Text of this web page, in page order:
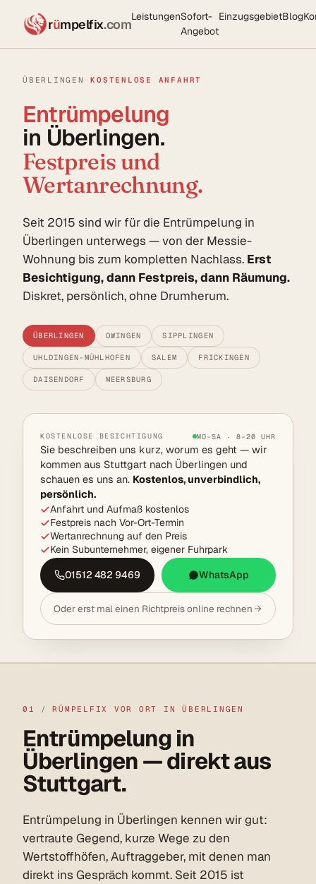
rümpelfix.comLeistungenSofort-
Angebot
EinzugsgebietBlog
ÜBERLINGEN ·KOSTENLOSE ANFAHRT
Entrümpelung
in Überlingen.
Festpreis und
Wertanrechnung.
Seit 2015 sind wir für die Entrümpelung in
Überlingen unterwegs — von der Messie-
Wohnung bis zum kompletten Nachlass. Erst
Besichtigung, dann Festpreis, dann Räumung.
Diskret, persönlich, ohne Drumherum.
ÜBERLINGEN OWINGEN SIPPLINGEN
UHLDINGEN-MÜHLHOFEN SALEM FRICKINGEN
DAISENDORF MEERSBURG
KOSTENLOSE BESICHTIGUNG MO–SA · 8–20 UHR
Sie beschreiben uns kurz, worum es geht — wir
kommen aus Stuttgart nach Überlingen und
schauen es uns an. Kostenlos, unverbindlich,
persönlich.
Anfahrt und Aufmaß kostenlos
Festpreis nach Vor-Ort-Termin
Wertanrechnung auf den Preis
Kein Subunternehmer, eigener Fuhrpark
01512 482 9469
WhatsApp
Oder erst mal einen Richtpreis online rechnen
01 / RÜMPELFIX VOR ORT IN ÜBERLINGEN
Entrümpelung in
Überlingen — direkt aus
Stuttgart.
Entrümpelung in Überlingen kennen wir gut:
vertraute Gegend, kurze Wege zu den
Wertstoffhöfen, Auftraggeber, mit denen man
direkt ins Gespräch kommt. Seit 2015 ist